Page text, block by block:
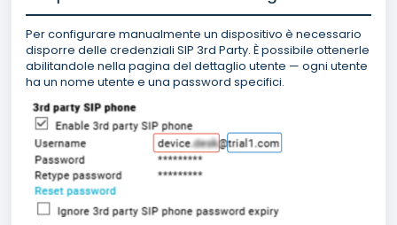
Per configurare manualmente un dispositivo è necessario
disporre delle credenziali SIP 3rd Party. È possibile ottenerle
abilitandole nella pagina del dettaglio utente — ogni utente
ha un nome utente e una password specifici.